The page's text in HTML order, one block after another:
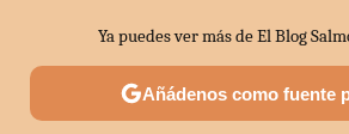
SECTORES ECONOMÍA DOMÉSTICA
Ya puedes ver más de El Blog
Añádenos como fuente